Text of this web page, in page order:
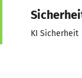
KI Sicherheit